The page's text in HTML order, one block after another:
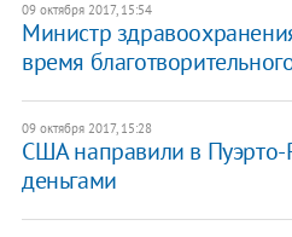
09 октября 2017, 15:54
Министр
время
09 октября 2017, 15:28
США направили в Пуэрто-
деньгами